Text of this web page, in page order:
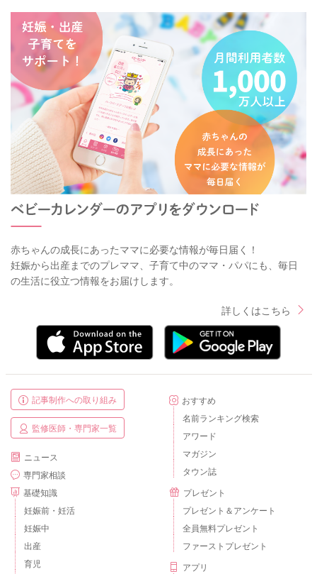
赤ちゃんの成長にあったママに必要な情報が毎日届く！
妊娠から出産までのプレママ、子育て中のママ・パパにも、毎日
の生活に役立つ情報をお届けします。
詳しくはこちら
記事制作への取り組み
監修医師・専門家一覧
ニュース
専門家相談
基礎知識
妊娠前・妊活
妊娠中
出産
育児
おすすめ
名前ランキング検索
アワード
マガジン
タウン誌
プレゼント
プレゼント＆アンケート
全員無料プレゼント
ファーストプレゼント
アプリ